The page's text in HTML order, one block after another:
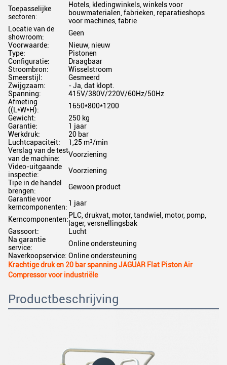
Toepasselijke
sectoren:
Hotels, kledingwinkels, winkels voor
bouwmaterialen, fabrieken, reparatieshops
voor machines, fabrie
Locatie van de
showroom:
Geen
Voorwaarde:
Nieuw, nieuw
Type:
Pistonen
Configuratie:
Draagbaar
Stroombron:
Wisselstroom
Smeerstijl:
Gesmeerd
Zwijgzaam:
- Ja, dat klopt.
Spanning:
415V/380V/220V/60Hz/50Hz
Afmeting
((L*W*H):
1650*800*1200
Gewicht:
250 kg
Garantie:
1 jaar
Werkdruk:
20 bar
Luchtcapaciteit:
1,25 m³/min
Verslag van de test
van de machine:
Voorziening
Video-uitgaande
inspectie:
Voorziening
Tipe in de handel
brengen:
Gewoon product
Garantie voor
kerncomponenten: 1 jaar
Kerncomponenten:PLC, drukvat, motor, tandwiel, motor, pomp,
lager, versnellingsbak
Gassoort:
Lucht
Na garantie
service:
Online ondersteuning
Naverkoopservice: Online ondersteuning
Krachtige druk en 20 bar spanning JAGUAR Flat Piston Air
Compressor voor industriële
Productbeschrijving